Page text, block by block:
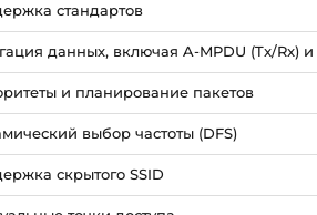
стандартов
данных, включая A-MPDU (Tx/Rx) и
и планирование пакетов
выбор частоты (DFS)
скрытого SSID